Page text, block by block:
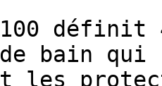
100 définit
bain qui
les